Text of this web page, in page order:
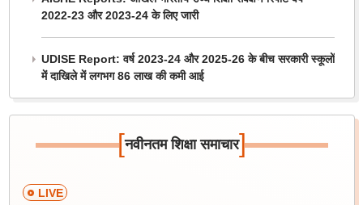
2022-23 और 2023-24 के लिए जारी
UDISE Report: वर्ष 2023-24 और 2025-26 के बीच सरकारी स्कूलों
में दाखिले में लगभग 86 लाख की कमी आई
[नवीनतम शिक्षा समाचार]
LIVE